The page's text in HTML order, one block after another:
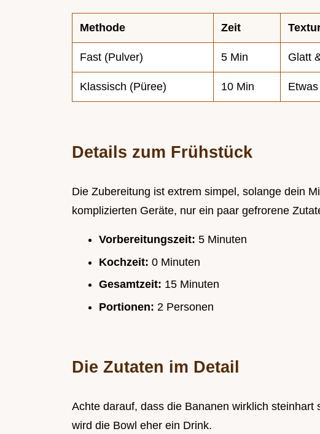
Methode Zeit
Fast (Pulver) 5 Min Glatt
Klassisch (Püree) 10 Min
Details zum Frühstück
Die Zubereitung ist extrem simpel, solange dein
komplizierten Geräte, nur ein paar gefrorene
Vorbereitungszeit: 5 Minuten
Kochzeit: 0 Minuten
Gesamtzeit: 15 Minuten
Portionen: 2 Personen
Die Zutaten im Detail
Achte darauf, dass die Bananen wirklich
wird die Bowl eher ein Drink.